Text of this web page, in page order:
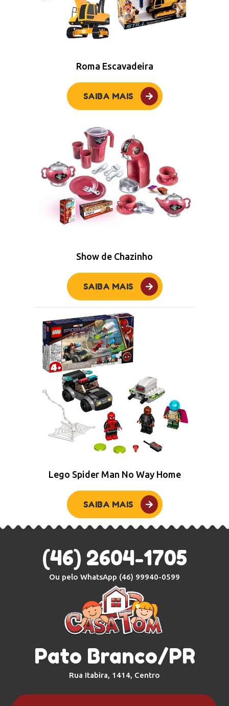
Roma Escavadeira
SAIBA MAIS
Show de Chazinho
SAIBA MAIS
Lego Spider Man No Way Home
SAIBA MAIS
(46) 2604-1705
Ou pelo WhatsApp (46) 99940-0599
Pato Branco/PR
Rua Itabira, 1414, Centro